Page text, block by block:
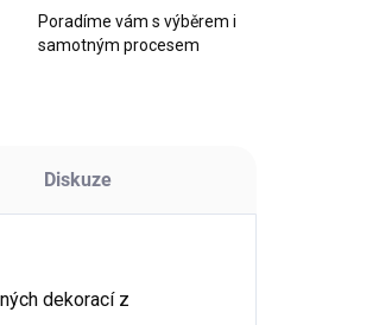
Poradíme vám s výběrem i
samotným procesem
Diskuze
dekorací z